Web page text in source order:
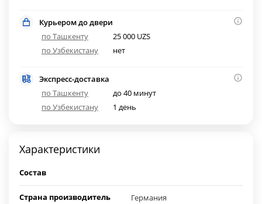
Курьером до двери
по Ташкенту
25 000 UZS
по Узбекистану
нет
Экспресс-доставка
по Ташкенту
до 40 минут
по Узбекистану
1 день
Характеристики
Состав
Страна производитель Германия